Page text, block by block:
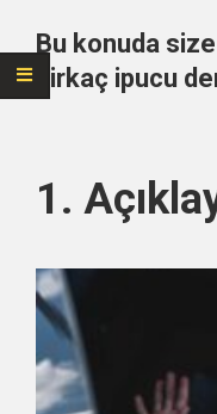
Bu konuda
birkaç ipucu
1.